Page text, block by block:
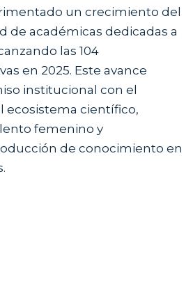
un crecimiento del
de académicas dedicadas a
las 104
en 2025. Este avance
institucional con el
ecosistema científico,
femenino y
de conocimiento en